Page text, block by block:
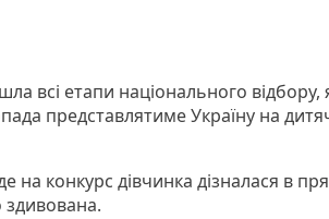
всі етапи національного
представлятиме Україну на
на конкурс дівчинка дізналася в
здивована.